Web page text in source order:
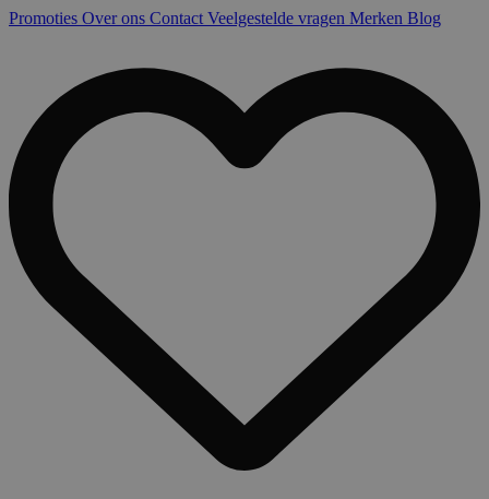
Promoties Over ons Contact Veelgestelde vragen Merken Blog